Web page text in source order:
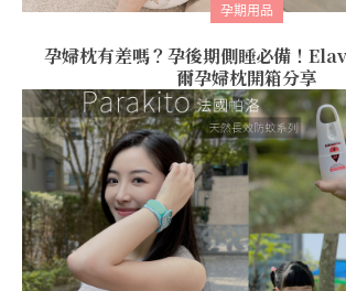
孕期用品
孕婦枕有差嗎？孕後期側睡必備！
爾孕婦枕開箱分享